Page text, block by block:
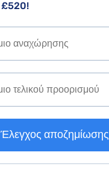
£520!
Έλεγχος αποζημίωσης